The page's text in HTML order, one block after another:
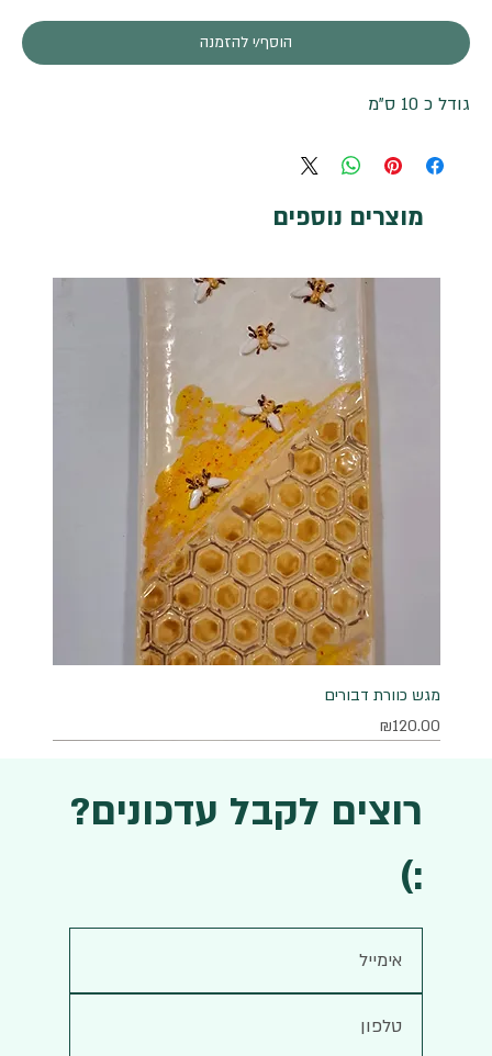
הוסף/י להזמנה
גודל כ 10 ס"מ
מוצרים נוספים
מגש כוורת דבורים
מחיר
₪120.00
רוצים לקבל עדכונים?
:)